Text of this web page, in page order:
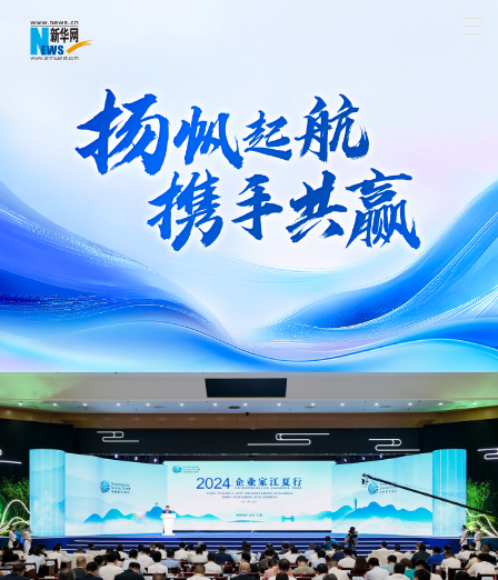
体育 人事
思客 地方
港澳 台湾 汽车
科技 能源 房产 公司
图片 视频 彩票 食品
旅游 健康 数据
金融 公益 军事 无人机
富媒体 摄影 新华广播